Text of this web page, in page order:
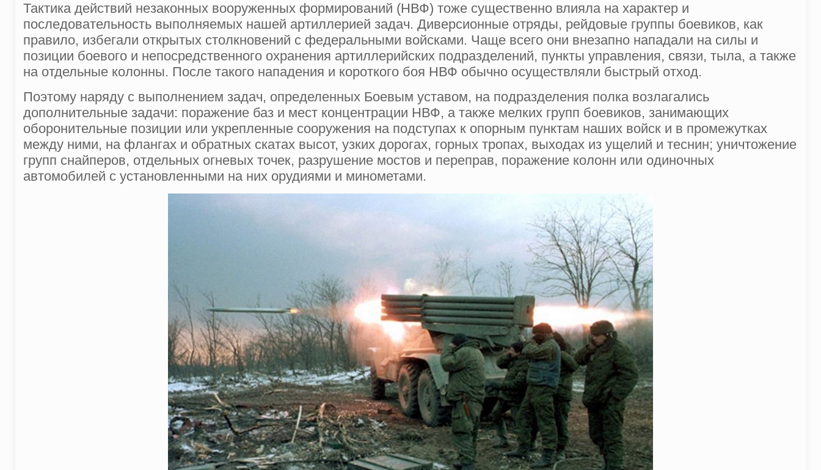
Тактика действий незаконных вооруженных формирований (НВФ) тоже существенно влияла на характер и
последовательность выполняемых нашей артиллерией задач. Диверсионные отряды, рейдовые группы боевиков, как
правило, избегали открытых столкновений с федеральными войсками. Чаще всего они внезапно нападали на силы и
позиции боевого и непосредственного охранения артиллерийских подразделений, пункты управления, связи, тыла, а также
на отдельные колонны. После такого нападения и короткого боя НВФ обычно осуществляли быстрый отход.
Поэтому наряду с выполнением задач, определенных Боевым уставом, на подразделения полка возлагались
дополнительные задачи: поражение баз и мест концентрации НВФ, а также мелких групп боевиков, занимающих
оборонительные позиции или укрепленные сооружения на подступах к опорным пунктам наших войск и в промежутках
между ними, на флангах и обратных скатах высот, узких дорогах, горных тропах, выходах из ущелий и теснин; уничтожение
групп снайперов, отдельных огневых точек, разрушение мостов и переправ, поражение колонн или одиночных
автомобилей с установленными на них орудиями и минометами.